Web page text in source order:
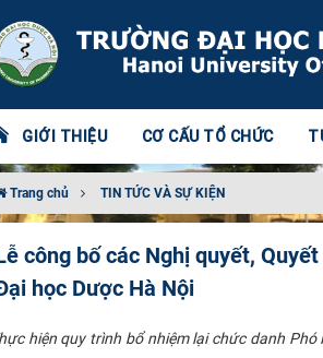
GIỚI THIỆU CƠ CẤU TỔ CHỨC
Trang chủ TIN TỨC VÀ SỰ KIỆN
công bố các Nghị quyết,
học Dược Hà Nội
hiện quy trình bổ nhiệm lại chức danh